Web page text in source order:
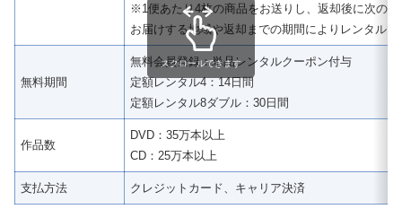
※1便あたり4枚の商品をお送りし、返却後に次の4
お届けする地域や返却までの期間によりレンタル
無料期間
無料会員登録：単品レンタルクーポン付与
定額レンタル4：14日間
定額レンタル8ダブル：30日間
作品数
DVD：35万本以上
CD：25万本以上
支払方法 クレジットカード、キャリア決済
スクロールできます